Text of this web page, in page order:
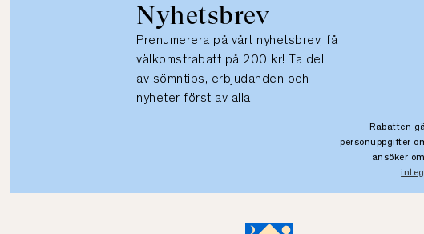
Nyhetsbrev
Prenumerera på vårt nyhetsbrev, få
välkomstrabatt på 200 kr! Ta del
av sömntips, erbjudanden och
nyheter först av alla.
Rabatten
personuppgifter
ansöker